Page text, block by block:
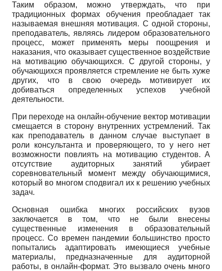
Таким образом, можно утверждать, что при
традиционных формах обучения преобладает так
называемая внешняя мотивация. С одной стороны,
преподаватель, являясь лидером образовательного
процесс, может применять меры поощрения и
наказания, что оказывает существенное воздействие
на мотивацию обучающихся. С другой стороны, у
обучающихся проявляется стремление не быть хуже
других, что в свою очередь мотивирует их
добиваться определенных успехов учебной
деятельности.
При переходе на онлайн-обучение вектор мотивации
смещается в сторону внутренних устремлений. Так
как преподаватель в данном случае выступает в
роли консультанта и проверяющего, то у него нет
возможности повлиять на мотивацию студентов. А
отсутствие аудиторных занятий убирает
соревновательный момент между обучающимися,
который во многом сподвигал их к решению учебных
задач.
Основная ошибка многих российских вузов
заключается в том, что не были внесены
существенные изменения в образовательный
процесс. Со времен пандемии большинство просто
попытались адаптировать имеющиеся учебные
материалы, предназначенные для аудиторной
работы, в онлайн-формат. Это вызвало очень много